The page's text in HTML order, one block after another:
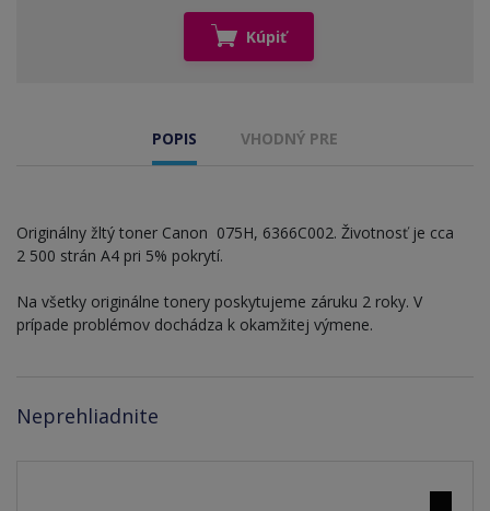
Kúpiť
POPIS VHODNÝ PRE
Originálny žltý toner Canon 075H, 6366C002. Životnosť je cca
2 500 strán A4 pri 5% pokrytí.
Na všetky originálne tonery poskytujeme záruku 2 roky. V
prípade problémov dochádza k okamžitej výmene.
Neprehliadnite